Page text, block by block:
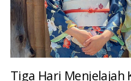
Tiga Hari Menjelajah